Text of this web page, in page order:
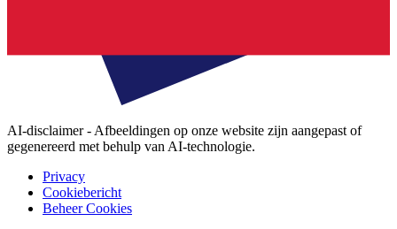
AI-disclaimer - Afbeeldingen op onze website zijn aangepast of
gegenereerd met behulp van AI-technologie.
Privacy
Cookiebericht
Beheer Cookies